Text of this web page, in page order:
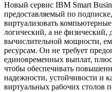
Новый сервис IBM Smart
предоставляемый по
виртуализовать
логический, а не физический,
вычислительной мощности,
ресурсам. Он не требует
единовременных выплат,
чтобы обеспечивать
надежности, устойчивости и
виртуальных рабочих столов